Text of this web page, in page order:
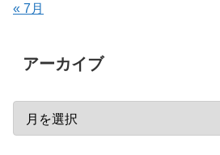
« 7月
アーカイブ